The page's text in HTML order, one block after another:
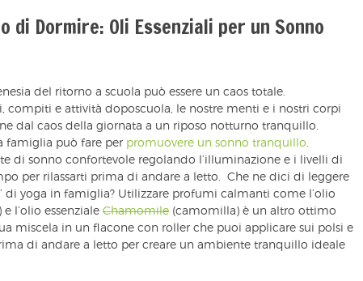
di Dormire: Oli Essenziali per un Sonno
del ritorno a scuola può essere un caos totale.
compiti e attività doposcuola, le nostre menti e i nostri corpi
dal caos della giornata a un riposo notturno tranquillo.
famiglia può fare per promuovere un sonno tranquillo.
di sonno confortevole regolando l’illuminazione e i livelli di
per rilassarti prima di andare a letto. Che ne dici di leggere
di yoga in famiglia? Utilizzare profumi calmanti come l’olio
e l’olio essenziale Chamomile (camomilla) è un altro ottimo
miscela in un flacone con roller che puoi applicare sui polsi e
di andare a letto per creare un ambiente tranquillo ideale